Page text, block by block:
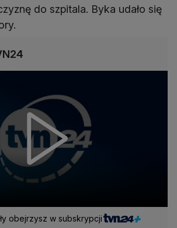
do szpitala. Byka udało się
obejrzysz w subskrypcji